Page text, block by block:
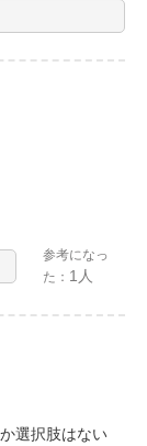
参考になっ
た： 1人
選択肢はない